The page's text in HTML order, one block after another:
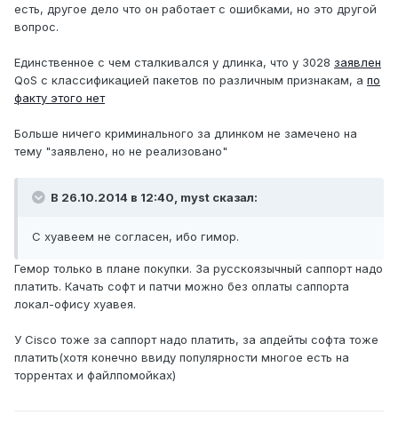
есть, другое дело что он работает с ошибками, но это другой
вопрос.
Единственное с чем сталкивался у длинка, что у 3028 заявлен
QoS c классификацией пакетов по различным признакам, а по
факту этого нет
Больше ничего криминального за длинком не замечено на
тему "заявлено, но не реализовано"
В 26.10.2014 в 12:40, myst сказал:
С хуавеем не согласен, ибо гимор.
Гемор только в плане покупки. За русскоязычный саппорт надо
платить. Качать софт и патчи можно без оплаты саппорта
локал-офису хуавея.
У Cisco тоже за саппорт надо платить, за апдейты софта тоже
платить(хотя конечно ввиду популярности многое есть на
торрентах и файлпомойках)